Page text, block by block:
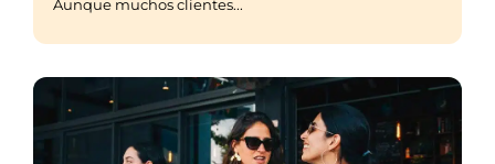
Aunque muchos clientes...